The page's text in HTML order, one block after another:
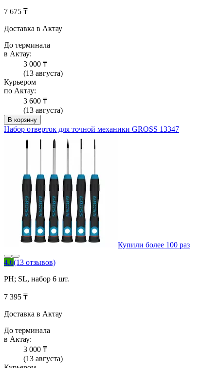
7 675 ₸
Доставка в Актау
До терминала
в Актау:
3 000 ₸
(13 августа)
Курьером
по Актау:
3 600 ₸
(13 августа)
В корзину
Набор отверток для точной механики GROSS 13347
Купили более 100 раз
4.6(13 отзывов)
PH; SL, набор 6 шт.
7 395 ₸
Доставка в Актау
До терминала
в Актау:
3 000 ₸
(13 августа)